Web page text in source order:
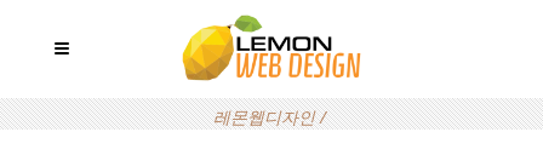
레몬웹디자인/